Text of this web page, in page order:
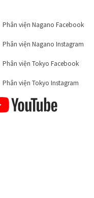
Phân viện Nagano Facebook
Phân viện Nagano Instagram
Phân viện Tokyo Facebook
Phân viện Tokyo Instagram